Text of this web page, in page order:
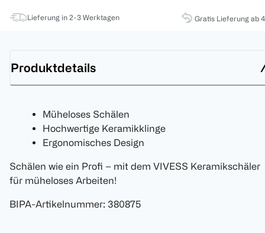
Lieferung in 2-3 Werktagen Gratis Lieferung ab
Produktdetails
Müheloses Schälen
Hochwertige Keramikklinge
Ergonomisches Design
Schälen wie ein Profi – mit dem VIVESS Keramikschäler
für müheloses Arbeiten!
BIPA-Artikelnummer: 380875